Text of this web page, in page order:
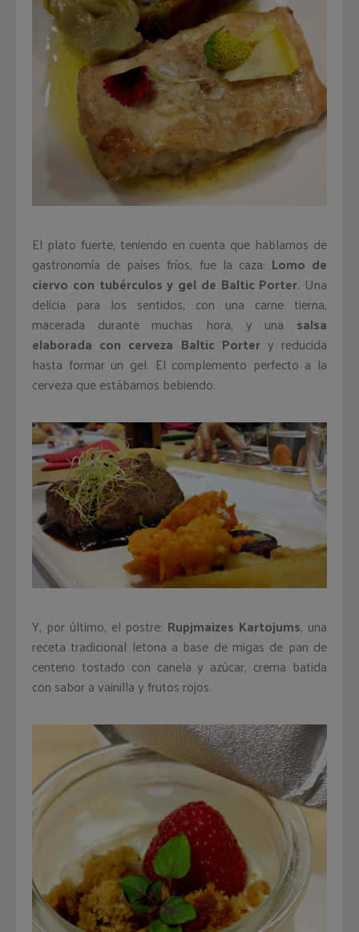
El plato fuerte, teniendo en cuenta que hablamos de
gastronomía de países fríos, fue la caza: Lomo de
ciervo con tubérculos y gel de Baltic Porter. Una
delicia para los sentidos, con una carne tierna,
macerada durante muchas hora, y una salsa
elaborada con cerveza Baltic Portery reducida
hasta formar un gel. El complemento perfecto a la
cerveza que estábamos bebiendo.
Y, por último, el postre: Rupjmaizes Kartojums, una
receta tradicional letona a base de migas de pan de
centeno tostado con canela y azúcar, crema batida
con sabor a vainilla y frutos rojos.